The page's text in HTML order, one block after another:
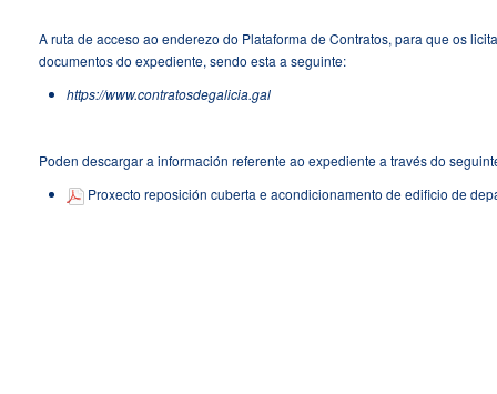
A ruta de acceso ao enderezo do Plataforma de Contratos, para que os
documentos do expediente, sendo esta a seguinte:
https://www.contratosdegalicia.gal
Poden descargar a información referente ao expediente a través do
Proxecto reposición cuberta e acondicionamento de edificio de